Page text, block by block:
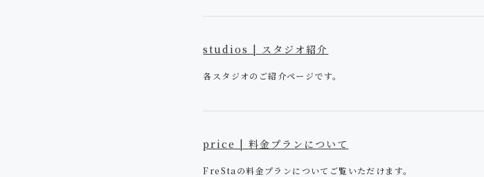
studios | スタジオ紹介
各スタジオのご紹介ページです。
price | 料金プランについて
FreStaの料金プランについてご覧いただけます。